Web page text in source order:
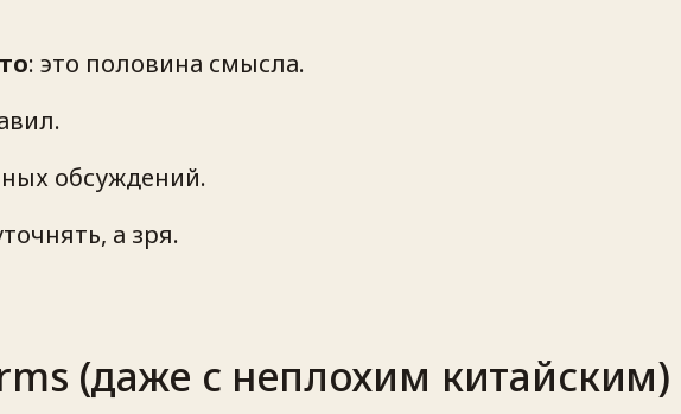
: это половина смысла.
обсуждений.
а зря.
(даже с неплохим китайским)